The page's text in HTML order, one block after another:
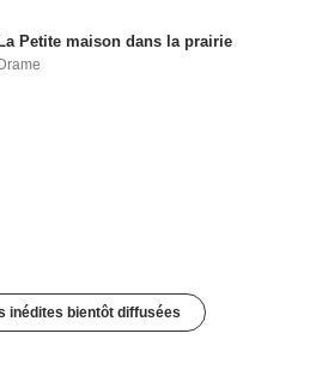
La Petite maison dans la prairie
Drame
inédites bientôt diffusées